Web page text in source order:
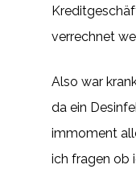
verrechnet
Also war
da ein
immoment
ich fragen ob